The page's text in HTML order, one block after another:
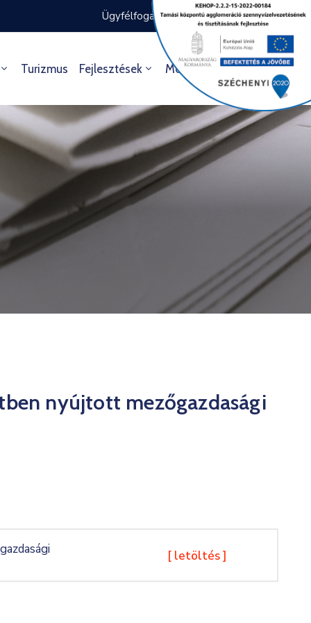
Ügyfélfogadás rendje Ügyintézés
Turizmus Fejlesztések Média Kultúra
nyújtott mezőgazdasági
[ letöltés ]